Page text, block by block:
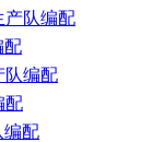
产队编配
配
队编配
配
编配